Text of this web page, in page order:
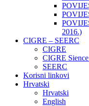
2016.)
CIGRE – SEERC
CIGRE
CIGRE
SEERC
Korisni linkovi
Hrvatski
Hrvatski
English